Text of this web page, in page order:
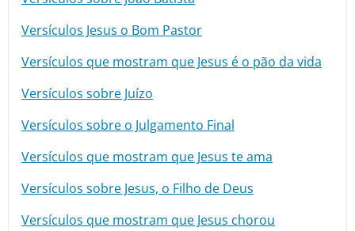
Versículos Jesus o Bom Pastor
Versículos que mostram que Jesus é o pão da vida
Versículos sobre Juízo
Versículos sobre o Julgamento Final
Versículos que mostram que Jesus te ama
Versículos sobre Jesus, o Filho de Deus
Versículos que mostram que Jesus chorou